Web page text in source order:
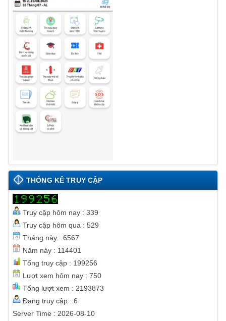
THỐNG KÊ TRUY CẬP
Truy cập hôm nay : 339
Truy cập hôm qua : 529
Tháng này : 6567
Năm này : 114401
Tổng truy cập : 199256